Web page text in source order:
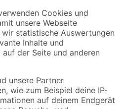
und Aktionen mehr verpassen!
Versandarten